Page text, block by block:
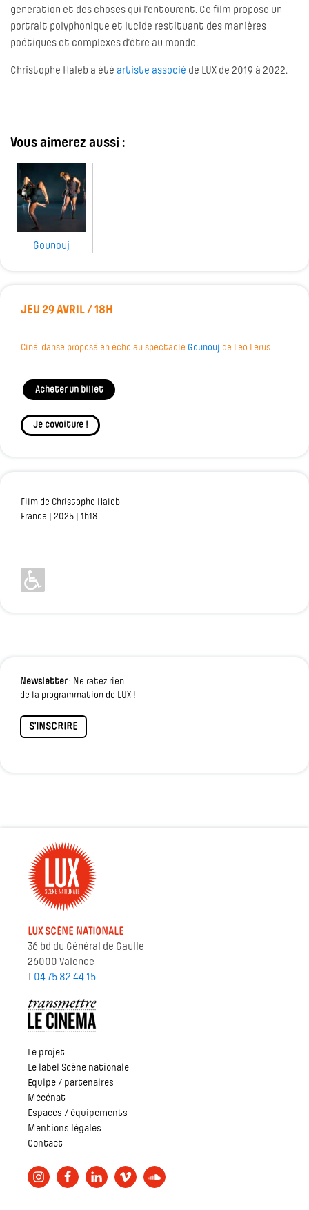
génération et des choses qui l’entourent. Ce film propose un
portrait polyphonique et lucide restituant des manières
poétiques et complexes d’être au monde.
Christophe Haleb a été artiste associé de LUX de 2019 à 2022.
Vous aimerez aussi :
Gounouj
JEU 29 AVRIL / 18H
Ciné-danse proposé en écho au spectacle Gounouj de Léo Lérus
Acheter un billet
Je covoiture !
Film de Christophe Haleb
France | 2025 | 1h18
Newsletter: Ne ratez rien
de la programmation de LUX !
S'INSCRIRE
LUX SCÈNE NATIONALE
36 bd du Général de Gaulle
26000 Valence
T 04 75 82 44 15
Le projet
Le label Scène nationale
Équipe / partenaires
Mécénat
Espaces / équipements
Mentions légales
Contact